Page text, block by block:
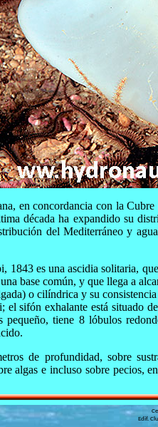
en concordancia con la
década ha expandido su
del Mediterráneo y
1843 es una ascidia solitaria,
base común, y que llega a
o cilíndrica y su
el sifón exhalante está situado
pequeño, tiene 8 lóbulos
de profundidad, sobre
algas e incluso sobre pecios,
Edif.